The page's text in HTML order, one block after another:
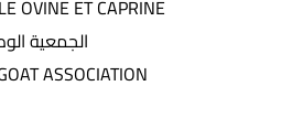
OVINE ET CAPRINE
الجمعية
ASSOCIATION